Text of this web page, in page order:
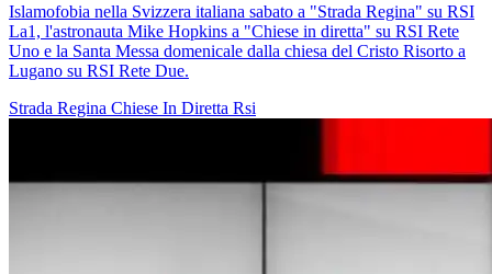
Islamofobia nella Svizzera italiana sabato a "Strada Regina" su RSI
La1, l'astronauta Mike Hopkins a "Chiese in diretta" su RSI Rete
Uno e la Santa Messa domenicale dalla chiesa del Cristo Risorto a
Lugano su RSI Rete Due.
Strada Regina Chiese In Diretta Rsi